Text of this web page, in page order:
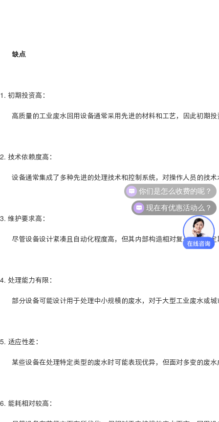
缺点
1. 初期投资高：
高质量的工业废水回用设备通常采用先进的材料和工艺，因此初期
2. 技术依赖度高：
设备通常集成了多种先进的处理技术和控制系统，对操作人员的技
3. 维护要求高：
尽管设备设计紧凑且自动化程度高，但其内部构造相对复杂，需要
4. 处理能力有限：
部分设备可能设计用于处理中小规模的废水，对于大型工业废水或
5. 适应性差：
某些设备在处理特定类型的废水时可能表现优异，但面对多变的废
6. 能耗相对较高：
你们是怎么收费的呢？
现在有优惠活动么？